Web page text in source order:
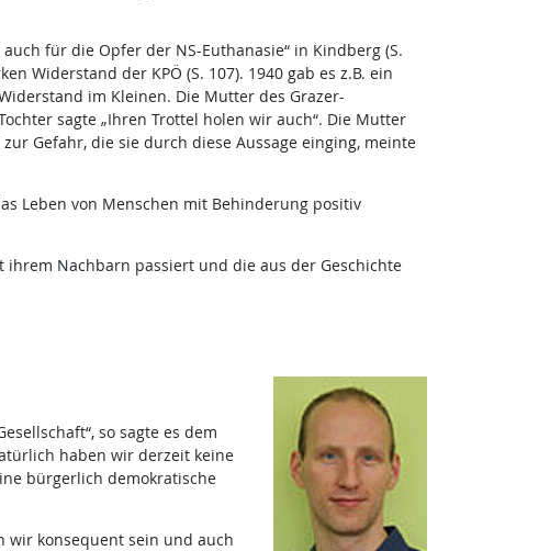
für die Opfer der NS-Euthanasie“ in Kindberg (S.
Widerstand der KPÖ (S. 107). 1940 gab es z.B. ein
im Kleinen. Die Mutter des Grazer-
sagte „Ihren Trottel holen wir auch“. Die Mutter
Gefahr, die sie durch diese Aussage einging, meinte
Leben von Menschen mit Behinderung positiv
Nachbarn passiert und die aus der Geschichte
so sagte es dem
haben wir derzeit keine
bürgerlich demokratische
wir konsequent sein und auch